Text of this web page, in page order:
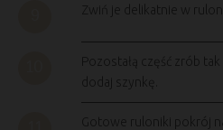
Zwiń je delikatnie w
Pozostałą część zrób tak
dodaj szynkę.
Gotowe ruloniki pokrój